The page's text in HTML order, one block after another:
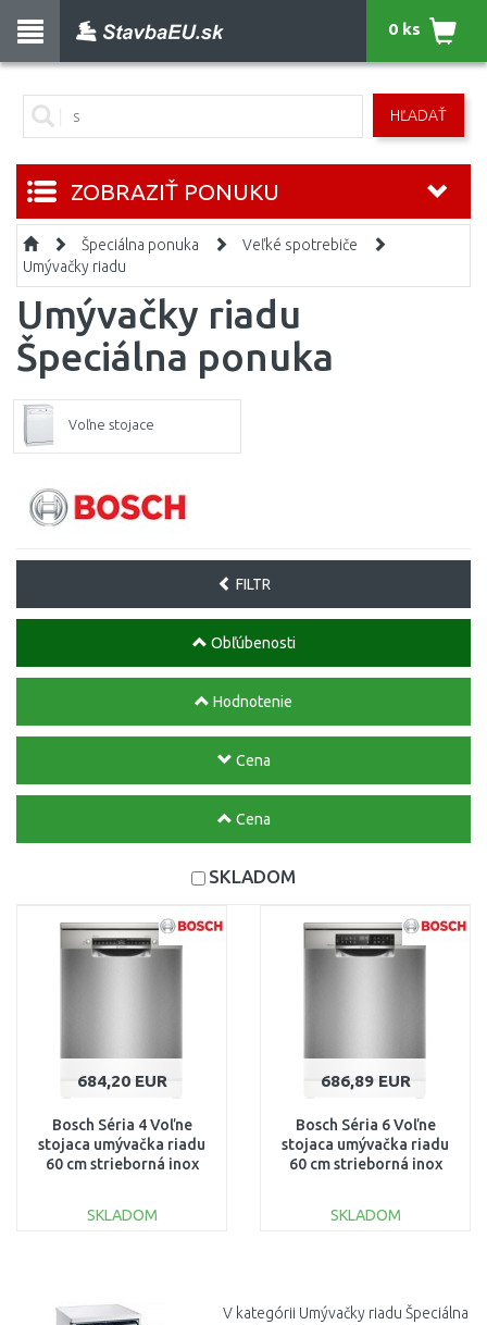
HĽADAŤ
0 ks
ZOBRAZIŤ PONUKU
Špeciálna ponuka
Veľké spotrebiče
Umývačky riadu
Umývačky riadu
Špeciálna ponuka
Voľne stojace
FILTR
Obľúbenosti
Hodnotenie
Cena
Cena
SKLADOM
684,20 EUR
Bosch Séria 4 Voľne
stojaca umývačka riadu
60 cm strieborná inox
SKLADOM
Porovnať
686,89 EUR
Bosch Séria 6 Voľne
stojaca umývačka riadu
60 cm strieborná inox
SKLADOM
V kategórii Umývačky riadu Špeciálna